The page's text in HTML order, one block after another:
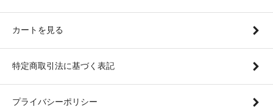
カートを見る
特定商取引法に基づく表記
プライバシーポリシー